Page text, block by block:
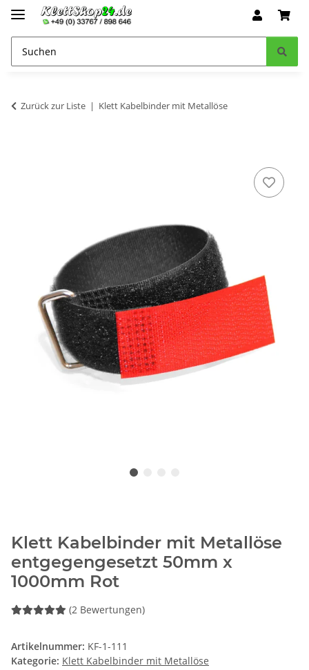
Zurück zur Liste Klett Kabelbinder mit Metallöse
Klett Kabelbinder mit Metallöse
entgegengesetzt 50mm x
1000mm Rot
(2 Bewertungen)
Artikelnummer: KF-1-111
Kategorie: Klett Kabelbinder mit Metallöse